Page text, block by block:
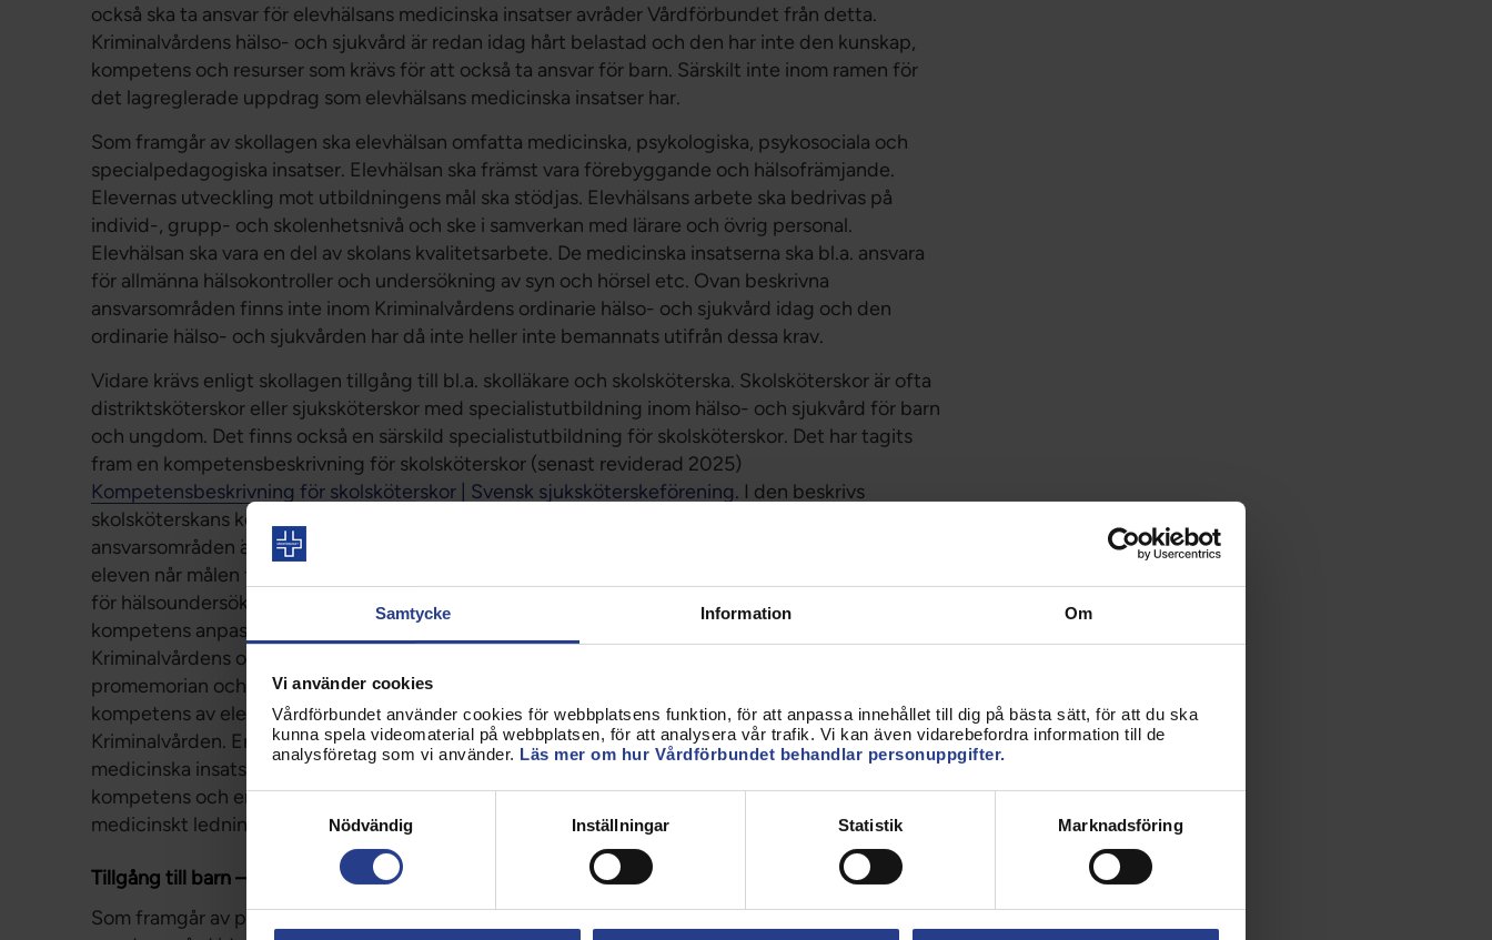
Samtycke Information Om
Vi använder cookies
Vårdförbundet använder cookies för webbplatsens funktion, för att anpassa innehållet till dig på bästa sätt, för att du ska
kunna spela videomaterial på webbplatsen, för att analysera vår trafik. Vi kan även vidarebefordra information till de
analysföretag som vi använder. Läs mer om hur Vårdförbundet behandlar personuppgifter.
Samtyckesval
Nödvändig
Inställningar Statistik Marknadsföring
också ska ta ansvar för elevhälsans medicinska insatser avråder Vårdförbundet från detta.
Kriminalvårdens hälso- och sjukvård är redan idag hårt belastad och den har inte den kunskap,
kompetens och resurser som krävs för att också ta ansvar för barn. Särskilt inte inom ramen för
det lagreglerade uppdrag som elevhälsans medicinska insatser har.
Som framgår av skollagen ska elevhälsan omfatta medicinska, psykologiska, psykosociala och
specialpedagogiska insatser. Elevhälsan ska främst vara förebyggande och hälsofrämjande.
Elevernas utveckling mot utbildningens mål ska stödjas. Elevhälsans arbete ska bedrivas på
individ-, grupp- och skolenhetsnivå och ske i samverkan med lärare och övrig personal.
Elevhälsan ska vara en del av skolans kvalitetsarbete. De medicinska insatserna ska bl.a. ansvara
för allmänna hälsokontroller och undersökning av syn och hörsel etc. Ovan beskrivna
ansvarsområden finns inte inom Kriminalvårdens ordinarie hälso- och sjukvård idag och den
ordinarie hälso- och sjukvården har då inte heller inte bemannats utifrån dessa krav.
Vidare krävs enligt skollagen tillgång till bl.a. skolläkare och skolsköterska. Skolsköterskor är ofta
distriktsköterskor eller sjuksköterskor med specialistutbildning inom hälso- och sjukvård för barn
och ungdom. Det finns också en särskild specialistutbildning för skolsköterskor. Det har tagits
fram en kompetensbeskrivning för skolsköterskor (senast reviderad 2025)
Kompetensbeskrivning för skolsköterskor | Svensk sjuksköterskeförening. I den beskrivs
skolsköterskans kompetens, profession och yrkesroll inom elevhälsan. Skolsköterskans
ansvarsområden är komplexa. Förutom att stödja och främja elevens hälsa och bidra till att
eleven når målen för utbildningen, ska skolsköterskan leda omvårdnadsarbetet och bl.a. ansvara
för hälsoundersökningar och vaccinationsverksamhet. Skolsköterskan har specifik kunskap och
kompetens anpassad efter barns och ungdomars behov. Denna kompetens finns inte inom
Kriminalvårdens ordinarie hälso- och sjukvårdsverksamhet. Detta har inte problematiserats i
promemorian och frågan om hur Kriminalvården ska kunna organisera och bemanna med rätt
kompetens av elevhälsans medicinska insatser behöver lösas innan man börjar ta emot barn inom
Kriminalvården. En del av denna fråga handlar också om ledningsstrukturen för elevhälsans
medicinska insatser. Det krävs att det finns en verksamhetschef. Om denne inte har tillräcklig
kompetens och erfarenhet för uppdraget behöver det uppdras åt någon annan, exempelvis en
medicinskt ledningsansvarig skolsköterska (MLA).
Tillgång till barn – och ungdomspsykiatrisk kompetens
Som framgår av promemorian har många av de barn och ungdomar som döms till sluten